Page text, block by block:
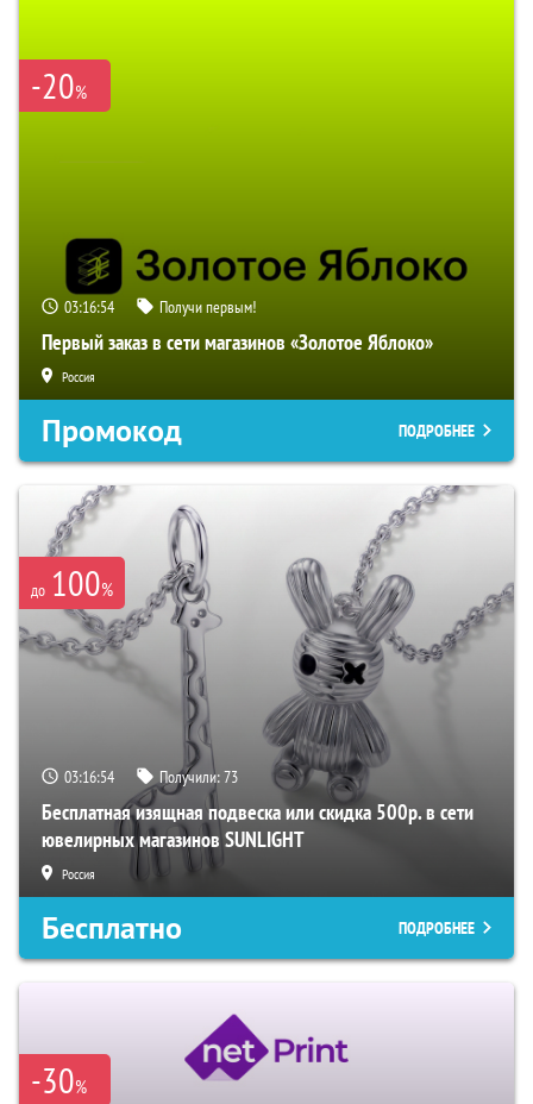
-20%
03:16:53 Получи первым!
Первый заказ в сети магазинов «Золотое Яблоко»
Россия
Промокод ПОДРОБНЕЕ
до 100%
03:16:53 Получили:73
Бесплатная изящная подвеска или скидка 500р. в сети
ювелирных магазинов SUNLIGHT
Россия
Бесплатно ПОДРОБНЕЕ
-30%